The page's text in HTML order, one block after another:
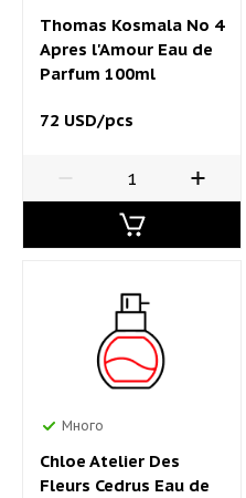
Thomas Kosmala No 4
Apres l'Amour Eau de
Parfum 100ml
72 USD/pcs
Много
Chloe Atelier Des
Fleurs Cedrus Eau de